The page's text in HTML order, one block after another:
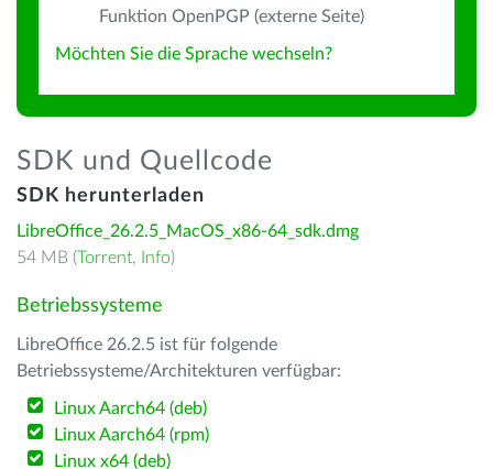
Funktion OpenPGP (externe Seite)
Möchten Sie die Sprache wechseln?
SDK und Quellcode
SDK herunterladen
LibreOffice_26.2.5_MacOS_x86-64_sdk.dmg
54 MB (Torrent, Info)
Betriebssysteme
LibreOffice 26.2.5 ist für folgende
Betriebssysteme/Architekturen verfügbar:
Linux Aarch64 (deb)
Linux Aarch64 (rpm)
Linux x64 (deb)